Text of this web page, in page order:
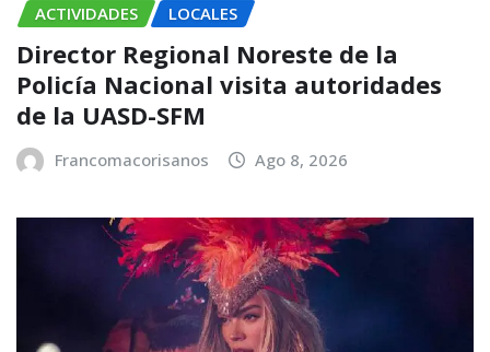
ACTIVIDADES LOCALES
Director Regional Noreste de la
Policía Nacional visita autoridades
de la UASD-SFM
Francomacorisanos Ago 8, 2026